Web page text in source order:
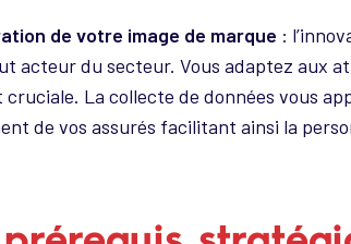
de votre image de marque :
acteur du secteur. Vous adaptez aux
La collecte de données vous
de vos assurés facilitant ainsi la